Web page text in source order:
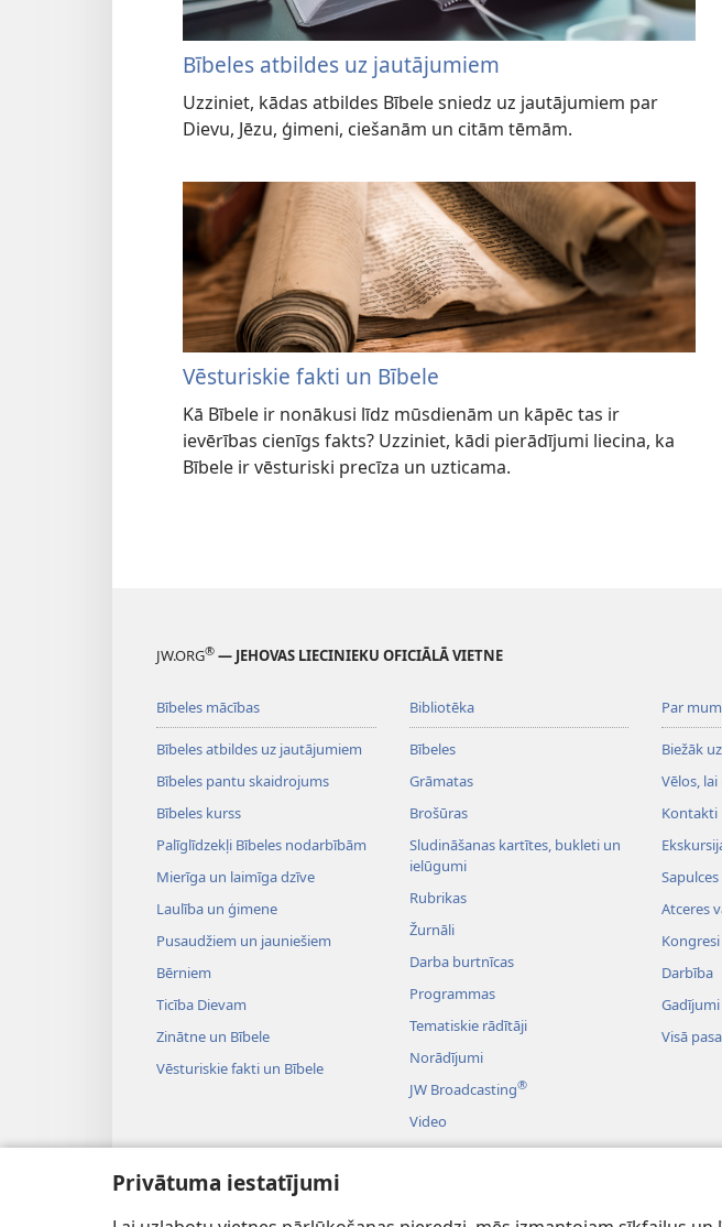
Privātuma iestatījumi
Bībeles atbildes uz jautājumiem
Uzziniet, kādas atbildes Bībele sniedz uz jautājumiem par
Dievu, Jēzu, ģimeni, ciešanām un citām tēmām.
Vēsturiskie fakti un Bībele
Kā Bībele ir nonākusi līdz mūsdienām un kāpēc tas ir
ievērības cienīgs fakts? Uzziniet, kādi pierādījumi liecina, ka
Bībele ir vēsturiski precīza un uzticama.
JW.ORG® — JEHOVAS LIECINIEKU OFICIĀLĀ VIETNE
Bībeles mācības
Bībeles atbildes uz jautājumiem
Bībeles pantu skaidrojums
Bībeles kurss
Palīglīdzekļi Bībeles nodarbībām
Mierīga un laimīga dzīve
Laulība un ģimene
Pusaudžiem un jauniešiem
Bērniem
Ticība Dievam
Zinātne un Bībele
Vēsturiskie fakti un Bībele
Bibliotēka
Bībeles
Grāmatas
Brošūras
Sludināšanas kartītes, bukleti un
ielūgumi
Rubrikas
Žurnāli
Darba burtnīcas
Programmas
Tematiskie rādītāji
Norādījumi
JW Broadcasting®
Video
Mūzika
Teatralizēti Bībeles lasījumi
Par
Biežāk
Vēlos,
Kontakti
Sapulces
Atceres
Kongresi
Darbība
Gadījumi
Visā